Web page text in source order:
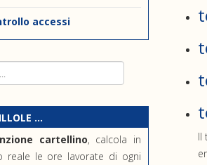
accessi
...
cartellino, calcola in
reale le ore lavorate di ogni
Il